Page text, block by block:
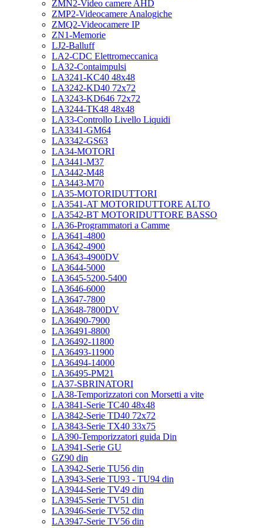
ZMN2-Video camere AHD
ZMP2-Videocamere Analogiche
ZMQ2-Videocamere IP
ZN1-Memorie
LJ2-Balluff
LA2-CDC Elettromeccanica
LA32-Contaimpulsi
LA3241-KC40 48x48
LA3242-KD40 72x72
LA3243-KD646 72x72
LA3244-TK48 48x48
LA33-Controllo Livello Liquidi
LA3341-GM64
LA3342-GS63
LA34-MOTORI
LA3441-M37
LA3442-M48
LA3443-M70
LA35-MOTORIDUTTORI
LA3541-AT MOTORIDUTTORE ALTO
LA3542-BT MOTORIDUTTORE BASSO
LA36-Programmatori a Camme
LA3641-4800
LA3642-4900
LA3643-4900DV
LA3644-5000
LA3645-5200-5400
LA3646-6000
LA3647-7800
LA3648-7800DV
LA36490-7900
LA36491-8800
LA36492-11800
LA36493-11900
LA36494-14000
LA36495-PM21
LA37-SBRINATORI
LA38-Temporizzatori con Morsetti a vite
LA3841-Serie TC40 48x48
LA3842-Serie TD40 72x72
LA3843-Serie TX40 33x75
LA390-Temporizzatori guida Din
LA3941-Serie GU
GZ90 din
LA3942-Serie TU56 din
LA3943-Serie TU93 - TU94 din
LA3944-Serie TV49 din
LA3945-Serie TV51 din
LA3946-Serie TV52 din
LA3947-Serie TV56 din